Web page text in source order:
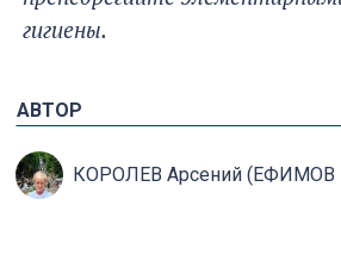
гигиены.
АВТОР
КОРОЛЕВ Арсений (ЕФИМОВ